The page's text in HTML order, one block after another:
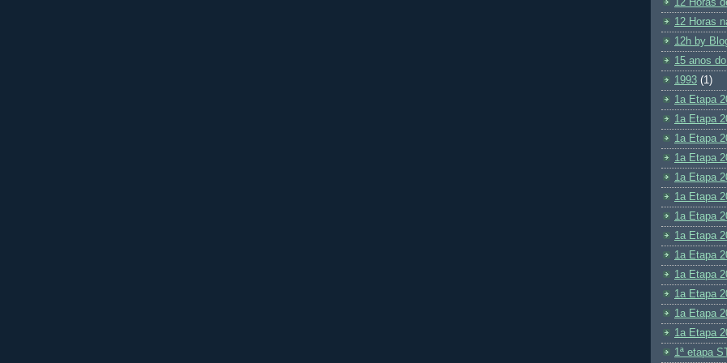
12 Horas
12h by
15 anos
1993 (1)
1a Etapa
1a Etapa
1a Etapa
1a Etapa
1a Etapa
1a Etapa
1a Etapa
1a Etapa
1a Etapa
1a Etapa
1a Etapa
1a Etapa
1a Etapa
1ª etapa